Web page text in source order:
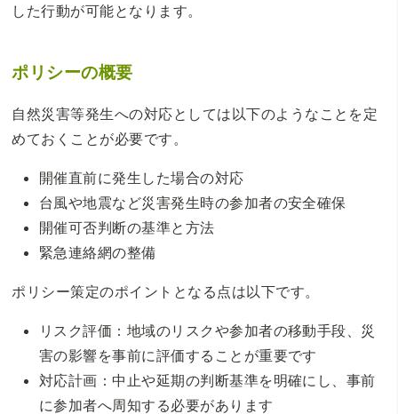
した行動が可能となります。
ポリシーの概要
自然災害等発生への対応としては以下のようなことを定
めておくことが必要です。
開催直前に発生した場合の対応
台風や地震など災害発生時の参加者の安全確保
開催可否判断の基準と方法
緊急連絡網の整備
ポリシー策定のポイントとなる点は以下です。
リスク評価：地域のリスクや参加者の移動手段、災
害の影響を事前に評価することが重要です
対応計画：中止や延期の判断基準を明確にし、事前
に参加者へ周知する必要があります